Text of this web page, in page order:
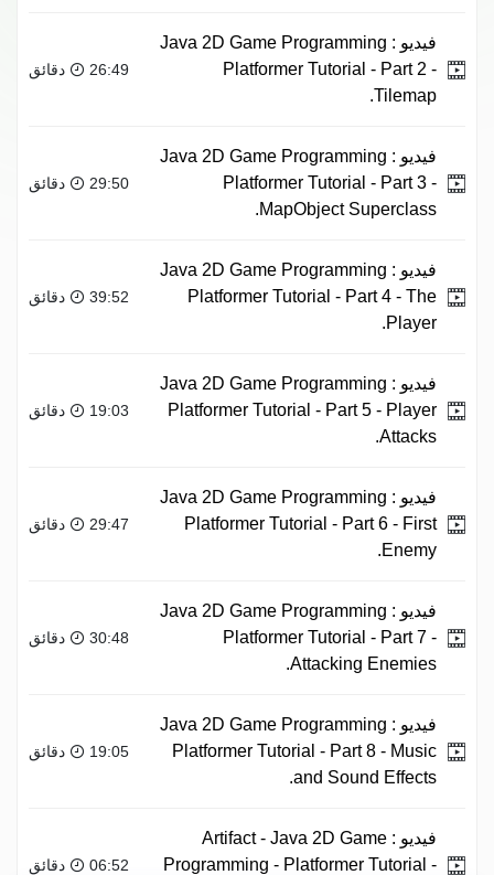
فيديو : Java 2D Game Programming
Platformer Tutorial - Part 2 -
Tilemap.
26:49 دقائق
فيديو : Java 2D Game Programming
Platformer Tutorial - Part 3 -
MapObject Superclass.
29:50 دقائق
فيديو : Java 2D Game Programming
Platformer Tutorial - Part 4 - The
Player.
39:52 دقائق
فيديو : Java 2D Game Programming
Platformer Tutorial - Part 5 - Player
Attacks.
19:03 دقائق
فيديو : Java 2D Game Programming
Platformer Tutorial - Part 6 - First
Enemy.
29:47 دقائق
فيديو : Java 2D Game Programming
Platformer Tutorial - Part 7 -
Attacking Enemies.
30:48 دقائق
فيديو : Java 2D Game Programming
Platformer Tutorial - Part 8 - Music
and Sound Effects.
19:05 دقائق
فيديو : Artifact - Java 2D Game
Programming - Platformer Tutorial -
06:52 دقائق